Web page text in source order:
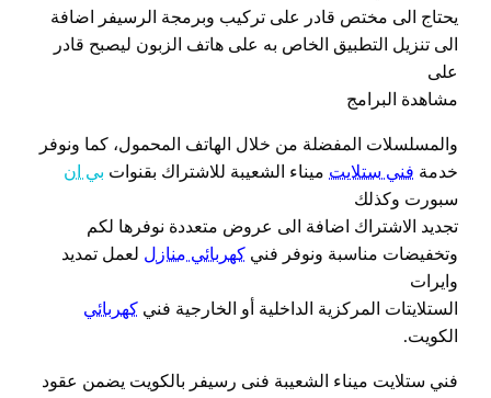
يحتاج الى مختص قادر على تركيب وبرمجة الرسيفر اضافة
الى تنزيل التطبيق الخاص به على هاتف الزبون ليصبح قادر
على
مشاهدة البرامج
والمسلسلات المفضلة من خلال الهاتف المحمول، كما ونوفر
خدمة فني ستلايت ميناء الشعيبة للاشتراك بقنوات بي ان
سبورت وكذلك
تجديد الاشتراك اضافة الى عروض متعددة نوفرها لكم
وتخفيضات مناسبة ونوفر فني كهربائي منازل لعمل تمديد
وايرات
الستلايتات المركزية الداخلية أو الخارجية فني كهربائي
الكويت.
فني ستلايت ميناء الشعيبة فنى رسيفر بالكويت يضمن عقود